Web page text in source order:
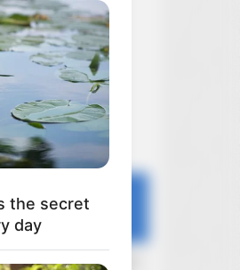
Dzisiaj o 0:31
the secret
day